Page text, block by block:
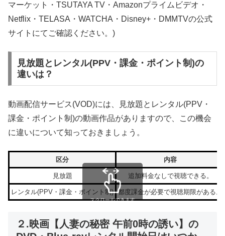
マーケット・TSUTAYA TV・Amazonプライムビデオ・
Netflix・TELASA・WATCHA・Disney+・DMMTVの公式
サイトにてご確認ください。)
見放題とレンタル(PPV・課金・ポイント制)の
違いは？
動画配信サービス(VOD)には、見放題とレンタル(PPV・
課金・ポイント制)の動画作品がありますので、この機会
に違いについて知っておきましょう。
区分 内容
見放題 追加料金なしで視聴できる。
レンタル(PPV・課金・ポイント制) 都度課金が必要で視聴期限がある。
スクロールできます
２.映画【人妻の秘密 午前0時の誘い】の